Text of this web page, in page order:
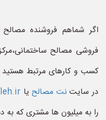
اگر شماهم فروشنده
فروشی مصالح
کسب و کارهای مرتبط هستید
در سایتنت مصالحیا
را به میلیون ها مشتری که به